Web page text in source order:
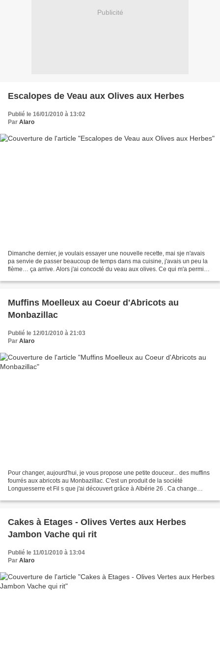
Publicité
Escalopes de Veau aux Olives aux Herbes
Publié le 16/01/2010 à 13:02
Par Alaro
Dimanche dernier, je voulais essayer une nouvelle recette, mai sje n'avais
pa senvie de passer beaucoup de temps dans ma cuisine, j'avais un peu la
flème… ça arrive. Alors j'ai concocté du veau aux olives. Ce qui m'a permis
Muffins Moelleux au Coeur d'Abricots au
Monbazillac
Publié le 12/01/2010 à 21:03
Par Alaro
Pour changer, aujourd'hui, je vous propose une petite douceur... des muffins
fourrés aux abricots au Monbazillac. C'est un produit de la société
Longuesserre et Fil s que j'ai découvert grâce à Albérie 26 . Ca change
Cakes à Etages - Olives Vertes aux Herbes
Jambon Vache qui rit
Publié le 11/01/2010 à 13:04
Par Alaro